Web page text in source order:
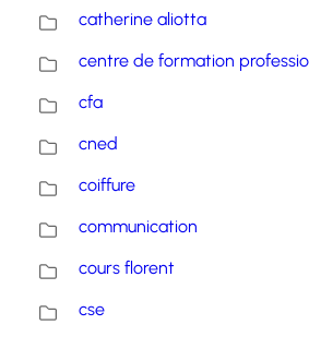
catherine aliotta
centre de formation
cfa
cned
coiffure
communication
cours florent
cse